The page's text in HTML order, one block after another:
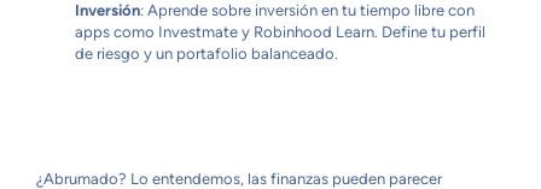
Inversión: Aprende sobre inversión en tu tiempo libre con
apps como Investmate y Robinhood Learn. Define tu perfil
de riesgo y un portafolio balanceado.
¿Abrumado? Lo entendemos, las finanzas pueden parecer